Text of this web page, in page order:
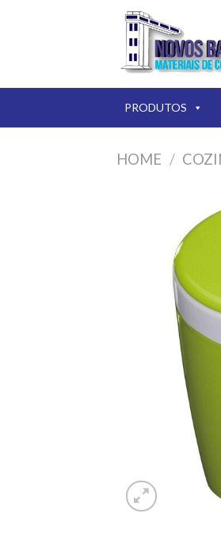
PRODUTOS
HOME /